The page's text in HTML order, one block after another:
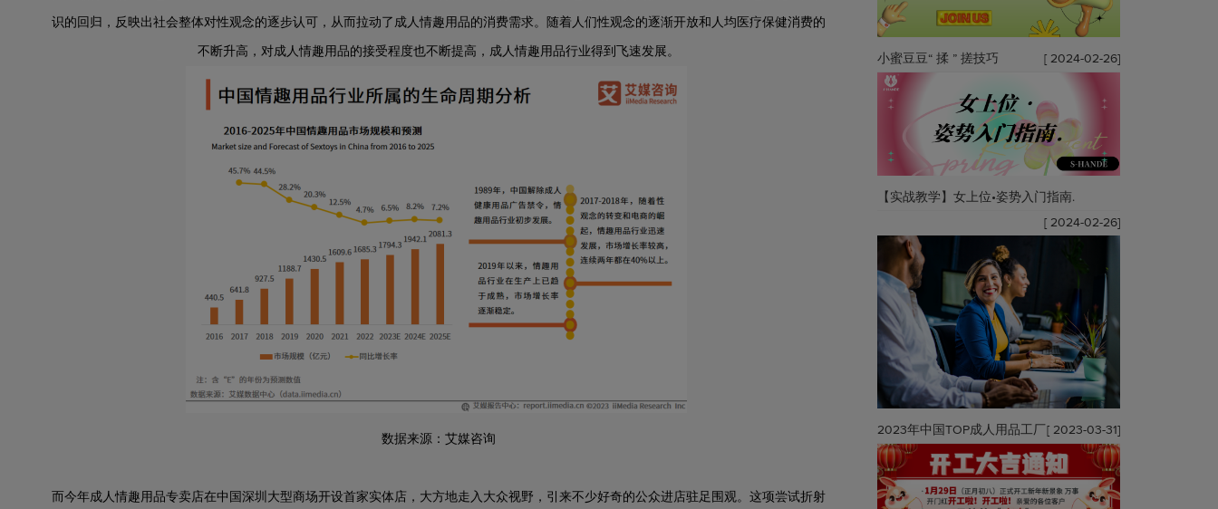
识的回归，反映出社会整体对性观念的逐步认可，从而拉动了成人情趣用品的消费需求。随着人们性观念的逐渐开放和人均医疗保健消费的
不断升高，对成人情趣用品的接受程度也不断提高，成人情趣用品行业得到飞速发展。
数据来源：艾媒咨询
而今年成人情趣用品专卖店在中国深圳大型商场开设首家实体店，大方地走入大众视野，引来不少好奇的公众进店驻足围观。这项尝试折射
小蜜豆豆“ 揉 ” 搓技巧 [ 2024-02-26]
【实战教学】女上位•姿势入门指南.
[ 2024-02-26]
2023年中国TOP成人用品工厂 [ 2023-03-31]